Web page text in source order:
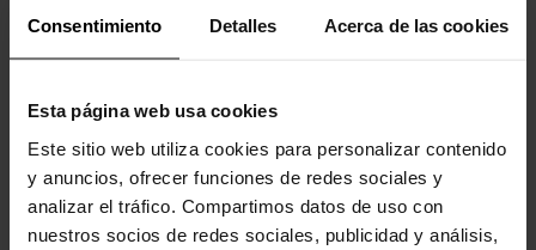
Consentimiento Detalles Acerca de las cookies
Esta página web usa cookies
Este sitio web utiliza cookies para personalizar contenido
y anuncios, ofrecer funciones de redes sociales y
analizar el tráfico. Compartimos datos de uso con
nuestros socios de redes sociales, publicidad y análisis,
-20%